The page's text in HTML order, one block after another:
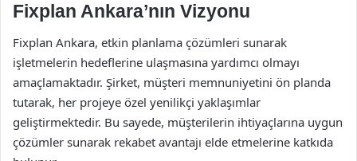
Fixplan Ankara’nın Vizyonu
Fixplan Ankara, etkin planlama çözümleri sunarak
işletmelerin hedeflerine ulaşmasına yardımcı olmayı
amaçlamaktadır. Şirket, müşteri memnuniyetini ön planda
tutarak, her projeye özel yenilikçi yaklaşımlar
geliştirmektedir. Bu sayede, müşterilerin ihtiyaçlarına uygun
çözümler sunarak rekabet avantajı elde etmelerine katkıda